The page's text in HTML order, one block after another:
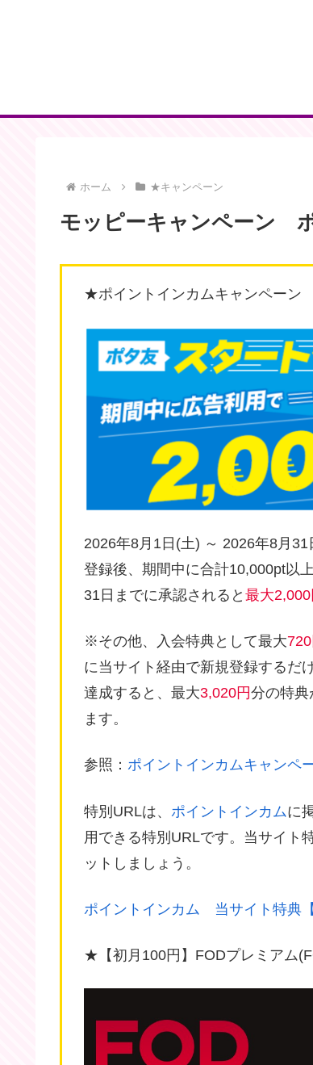
ホーム ★キャンペーン
モッピーキャンペーン
★ポイントインカムキャンペー
2026年8月1日(土) ～ 2026年8月
登録後、期間中に合計10,000pt以
31日までに承認されると 最大2,000
※その他、入会特典として最大720
に当サイト経由で新規登録するだ
達成すると、最大3,020円分の特典
ます。
参照： ポイントインカムキャンペ
特別URLは、 ポイントインカムに
用できる特別URLです。当サイト
ットしましょう。
ポイントインカム 当サイト特典
★【初月100円】FODプレミアム